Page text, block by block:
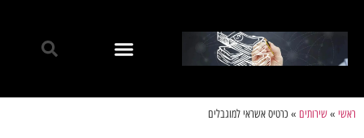
ראשי »שירותים » כרטיס אשראי למוגבלים